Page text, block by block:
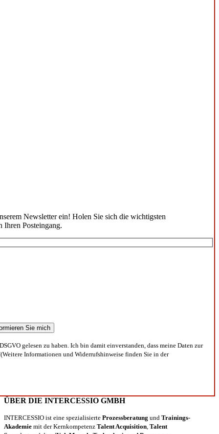
Newsletter ein! Holen Sie sich die wichtigsten
Ihren Posteingang.
gelesen zu haben. Ich bin damit einverstanden, dass meine Daten zur
Informationen und Widerrufshinweise finden Sie in der
ÜBER DIE INTERCESSIO GMBH
INTERCESSIO ist eine spezialisierte Prozessberatung und Trainings-
Akademie mit der Kernkompetenz Talent Acquisition Talent